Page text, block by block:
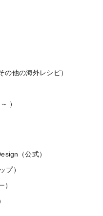
の他の海外レシピ）
）
（公式）
プ）